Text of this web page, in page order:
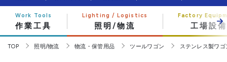
作業工具 照明/物流 工場設備
TOP 照明/物流 物流・保管用品 ツールワゴン ステンレス製ワ